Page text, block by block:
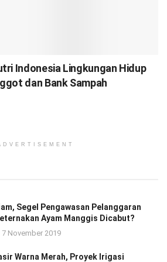
Indonesia Lingkungan Hidup
dan Bank Sampah
Segel Pengawasan Pelanggaran
Ayam Manggis Dicabut?
7 November 2019
Warna Merah, Proyek Irigasi